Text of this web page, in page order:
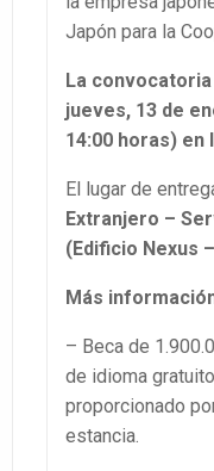
Japón para la
La
jueves, 13 de
14:00 horas) en
El lugar de
Extranjero –
(Edificio Nexus
Más
– Beca de
de idioma
proporcionado
estancia.